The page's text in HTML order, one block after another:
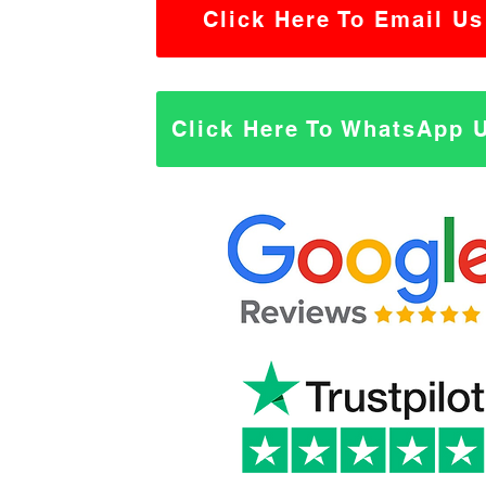
Click Here To Email Us
Click Here To WhatsApp